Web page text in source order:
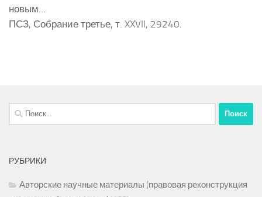
новым…
ПСЗ, Собрание третье, т. XXVII, 29240.
Найти:
РУБРИКИ
Авторские научные материалы (правовая реконструкция